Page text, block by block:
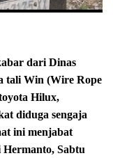
dari Dinas
tali Win (Wire Rope
Hilux,
diduga sengaja
ini menjabat
Sabtu